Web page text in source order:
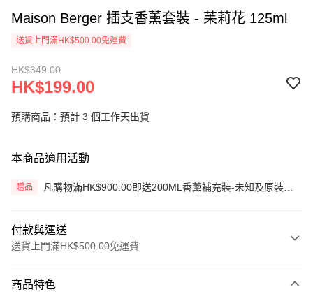
Maison Berger 插支香薰套裝 - 苿莉花 125ml
送貨上門滿HK$500.00免運費
HK$349.00
HK$199.00
預購商品：預計 3 個工作天出貨
本商品適用活動
贈品
凡購物滿HK$900.00即送200ML香薰補充裝-未知及原裝藤
付款與運送
送貨上門滿HK$500.00免運費
商品特色